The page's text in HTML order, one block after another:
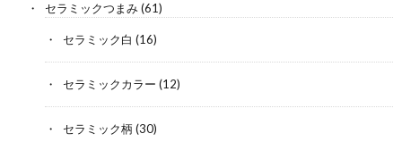
セラミックつまみ(61)
セラミック白 (16)
セラミックカラー (12)
セラミック柄 (30)